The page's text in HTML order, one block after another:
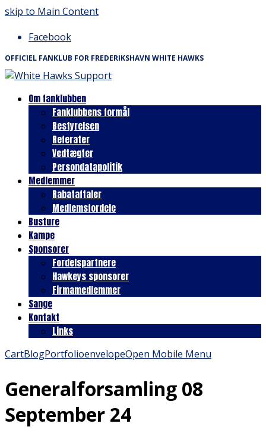
skip to Main Content
Facebook
OFFICIEL FANKLUB FOR FREDERIKSHAVN WHITE HAWKS
Om fanklubben
Fanklubbens formål
Bestyrelsen
Referater
Vedtægter
Persondatapolitik
Medlemmer
Rabataftaler
Medlemsfordele
Busture
Kampe
Sponsorer
Fordelspartnere
Hawkeys sponsorer
Firmamedlemmer
Sange
Kontakt
Links
CartBlogPortfolioenvelopeOpen Mobile Menu
Generalforsamling 08
September 24